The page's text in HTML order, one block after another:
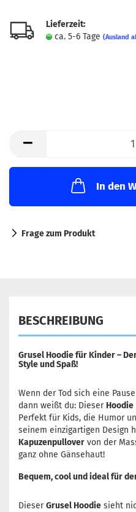
Lieferzeit:
ca. 5-6 Tage (Ausland
In den
Frage zum Produkt
BESCHREIBUNG
Grusel Hoodie für Kinder –
Style und Spaß!
Wenn der Tod sich eine
dann weißt du: Dieser Hoodie
Perfekt für Kids, die Humor
seinem einzigartigen Design
Kapuzenpullover von der
ganz ohne Gänsehaut!
Bequem, cool und ideal für
DieserGrusel Hoodie sieht